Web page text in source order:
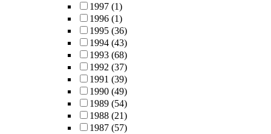
1997 (1)
1996 (1)
1995 (36)
1994 (43)
1993 (68)
1992 (37)
1991 (39)
1990 (49)
1989 (54)
1988 (21)
1987 (57)